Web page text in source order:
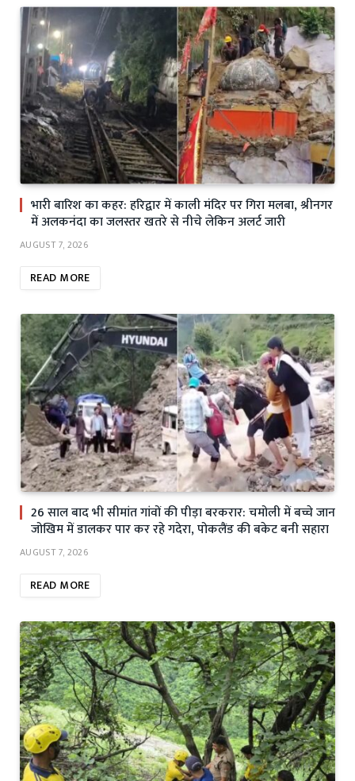
भारी बारिश का कहर: हरिद्वार में काली मंदिर पर गिरा मलबा, श्रीनगर
में अलकनंदा का जलस्तर खतरे से नीचे लेकिन अलर्ट जारी
AUGUST 7, 2026
READ MORE
26 साल बाद भी सीमांत गांवों की पीड़ा बरकरार: चमोली में बच्चे जान
जोखिम में डालकर पार कर रहे गदेरा, पोकलैंड की बकेट बनी सहारा
AUGUST 7, 2026
READ MORE